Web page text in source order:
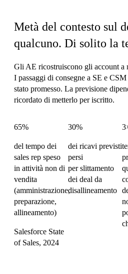
Metà del contesto sul
qualcuno. Di solito la
Gli AE ricostruiscono gli account a
I passaggi di consegne a SE e
stato promesso. La previsione
ricordato di metterlo per iscritto.
65%
del tempo dei
sales rep speso
in attività non di
vendita
(amministrazione,
preparazione,
allineamento)
Salesforce State
of Sales, 2024
30%
dei ricavi previsti
persi
per slittamento
dei deal da
disallineamento